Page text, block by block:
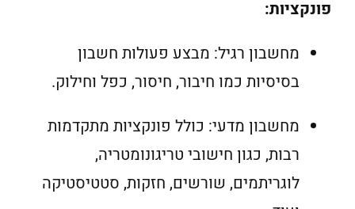
פונקציות:
מחשבון רגיל: מבצע פעולות חשבון
בסיסיות כמו חיבור, חיסור, כפל וחילוק.
מחשבון מדעי: כולל פונקציות מתקדמות
רבות, כגון חישובי טריגונומטריה,
לוגריתמים, שורשים, חזקות, סטטיסטיקה